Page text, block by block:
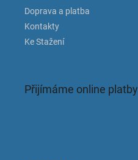
Doprava a platba
Kontakty
Ke Stažení
Přijímáme online platby